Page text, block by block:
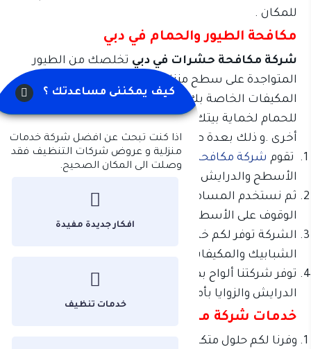
للمكان .
مكافحة الطيور والحمام في دبي
شركة مكافحة حشرات في دبي تخلصك من الطيور
المتواجدة على سطح منزلك, و الدرايش و صناديق
المكيفات الخاصة بك . كما تقوم بتركيب مانع وطارد
للحمام لخماية بيتك من أثار الطيور دون العودة مرة
أخرى .و ذلك بعدة طرق مثل:
تقوم شركة مكافحة حمام فى دبىبتثبيت شبك على
الأسطح والدرايش تقوم بطرد الحمام و كل انواع الطيور.
ثم نستخدم المسامير والأشواك التي تمنع الحمام من
الوقوف على الأسطح .
الشركة توفر لكم خدمة تركيب أغطية من الفايبر على
الشبابيك والمكيفات.
توفر شركتنا ألواح بمنحنيات وأشكال كثيرة, لتركيبها على
الدرايش والزوايا بأمان.
خدمات شركة مكافحة الحشرات فى دبى
وفرنا لكم حلول متكاملة للقضاء علي بق الفراش وعلى
كيف يمكننى مساعدتك ؟
اذا كنت تبحث عن افضل شركة خدمات
منزلية و عروض شركات التنظيف فقد
وصلت الى المكان الصحيح.
افكار جديدة مفيدة
خدمات تنظيف